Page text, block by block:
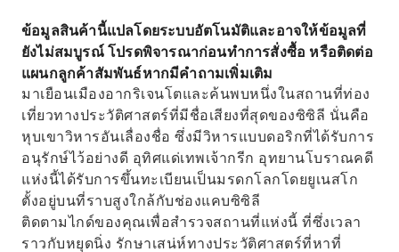
ข้อมูลสินค้านี้แปลโดยระบบอัตโนมัติและอาจให้ข้อมูลที่
ยังไม่สมบูรณ์ โปรดพิจารณาก่อนทำการสั่งซื้อ หรือติดต่อ
แผนกลูกค้าสัมพันธ์หากมีคำถามเพิ่มเติม
มาเยือนเมืองอากริเจนโตและค้นพบหนึ่งในสถานที่ท่อง
เที่ยวทางประวัติศาสตร์ที่มีชื่อเสียงที่สุดของซิซิลี นั่นคือ
หุบเขาวิหารอันเลื่องชื่อ ซึ่งมีวิหารแบบดอริกที่ได้รับการ
อนุรักษ์ไว้อย่างดี อุทิศแด่เทพเจ้ากรีก อุทยานโบราณคดี
แห่งนี้ได้รับการขึ้นทะเบียนเป็นมรดกโลกโดยยูเนสโก
ตั้งอยู่บนที่ราบสูงใกล้กับช่องแคบซิซิลี
ติดตามไกด์ของคุณเพื่อสำรวจสถานที่แห่งนี้ ที่ซึ่งเวลา
ราวกับหยุดนิ่ง รักษาเสน่ห์ทางประวัติศาสตร์ที่หาที่